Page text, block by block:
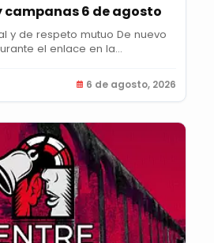
campanas 6 de agosto
y de respeto mutuo De nuevo
el enlace en la...
6 de agosto, 2026